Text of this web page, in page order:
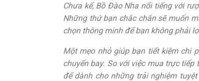
Chưa kể, Bồ Đào Nha nổi tiếng với
Những thứ bạn chắc chắn sẽ muốn
chọn thông minh để bạn không phải
Một mẹo nhỏ giúp bạn tiết kiệm chi
chuyến bay. So với việc mua trực tiếp
để dành cho những trải nghiệm